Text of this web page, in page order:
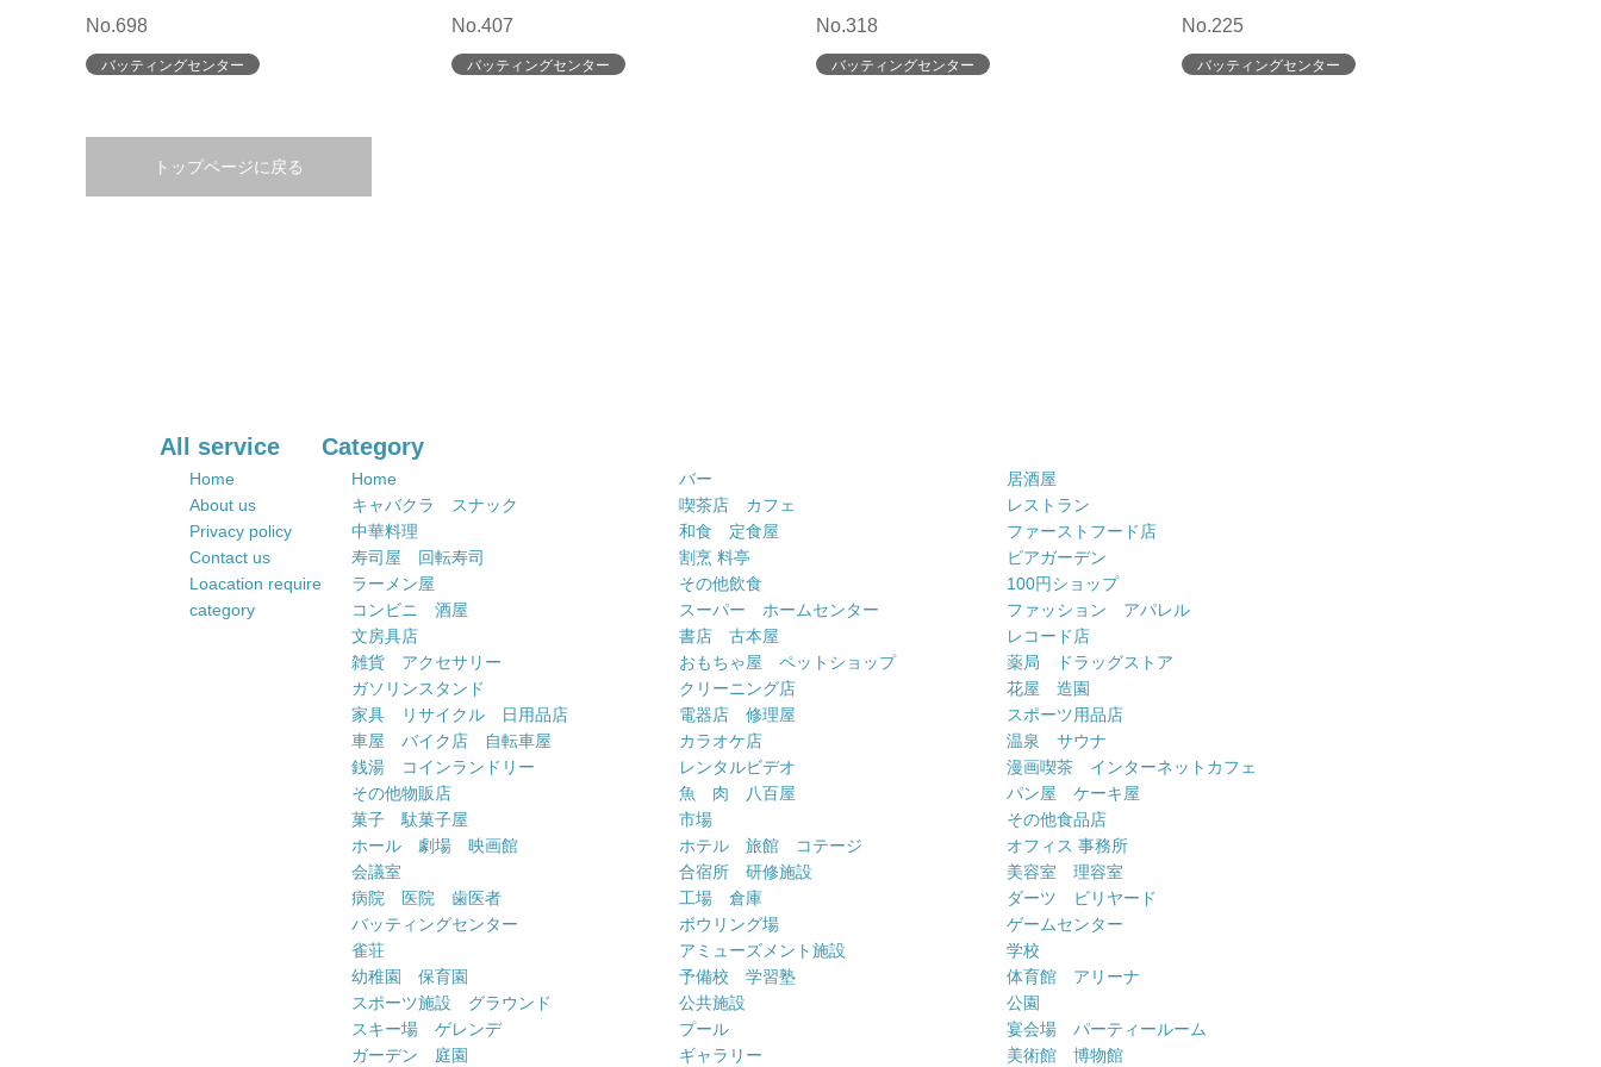
No.698
バッティングセンター
No.407
バッティングセンター
No.318
バッティングセンター
No.225
バッティングセンター
トップページに戻る
All service
Home
About us
Privacy policy
Contact us
Loacation require
category
Category
Home バー
居酒屋
キャバクラ スナック
喫茶店 カフェ
レストラン
中華料理
和食 定食屋
ファーストフード店
寿司屋 回転寿司
割烹 料亭
ビアガーデン
ラーメン屋
その他飲食
100円ショップ
コンビニ 酒屋
スーパー ホームセンター
ファッション アパレル
文房具店
書店 古本屋
レコード店
雑貨 アクセサリー
おもちゃ屋 ペットショップ
薬局 ドラッグストア
ガソリンスタンド
クリーニング店
花屋 造園
家具 リサイクル 日用品店
電器店 修理屋
スポーツ用品店
車屋 バイク店 自転車屋
カラオケ店
温泉 サウナ
銭湯 コインランドリー
レンタルビデオ
漫画喫茶 インターネットカフェ
その他物販店
魚 肉 八百屋
パン屋 ケーキ屋
菓子 駄菓子屋
市場
その他食品店
ホール 劇場 映画館
ホテル 旅館 コテージ
オフィス 事務所
会議室
合宿所 研修施設
美容室 理容室
病院 医院 歯医者
工場 倉庫
ダーツ ビリヤード
バッティングセンター
ボウリング場
ゲームセンター
雀荘
アミューズメント施設
学校
幼稚園 保育園
予備校 学習塾
体育館 アリーナ
スポーツ施設 グラウンド
公共施設
公園
スキー場 ゲレンデ
プール
宴会場 パーティールーム
ガーデン 庭園
ギャラリー 美術館 博物館